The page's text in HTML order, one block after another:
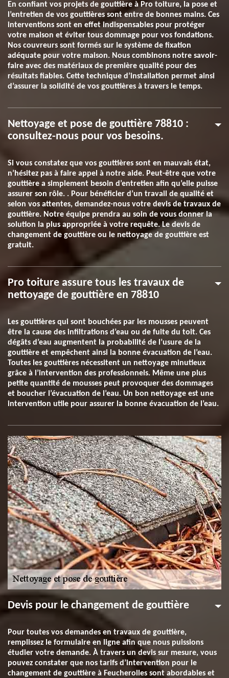
En confiant vos projets de gouttière à Pro toiture, la pose et
l’entretien de vos gouttières sont entre de bonnes mains. Ces
interventions sont en effet indispensables pour protéger
votre maison et éviter tous dommage pour vos fondations.
Nos couvreurs sont formés sur le système de fixation
adéquate pour votre maison. Nous combinons notre savoir-
faire avec des matériaux de première qualité pour des
résultats fiables. Cette technique d’installation permet ainsi
d’assurer la solidité de vos gouttières à travers le temps.
Nettoyage et pose de gouttière 78810 :
consultez-nous pour vos besoins.
Si vous constatez que vos gouttières sont en mauvais état,
n’hésitez pas à faire appel à notre aide. Peut-être que votre
gouttière a simplement besoin d’entretien afin qu’elle puisse
assurer son rôle. . Pour bénéficier d’un travail de qualité et
selon vos attentes, demandez-nous votre devis de travaux de
gouttière. Notre équipe prendra au soin de vous donner la
solution la plus appropriée à votre requête. Le devis de
changement de gouttière ou le nettoyage de gouttière est
gratuit.
Pro toiture assure tous les travaux de
nettoyage de gouttière en 78810
Les gouttières qui sont bouchées par les mousses peuvent
être la cause des infiltrations d’eau ou de fuite du toit. Ces
dégâts d’eau augmentent la probabilité de l’usure de la
gouttière et empêchent ainsi la bonne évacuation de l’eau.
Toutes les gouttières nécessitent un nettoyage minutieux
grâce à l’intervention des professionnels. Même une plus
petite quantité de mousses peut provoquer des dommages
et boucher l’évacuation de l’eau. Un bon nettoyage est une
intervention utile pour assurer la bonne évacuation de l’eau.
Devis pour le changement de gouttière
Pour toutes vos demandes en travaux de gouttière,
remplissez le formulaire en ligne afin que nous puissions
étudier votre demande. À travers un devis sur mesure, vous
pouvez constater que nos tarifs d’intervention pour le
changement de gouttière à Feucherolles sont abordables et